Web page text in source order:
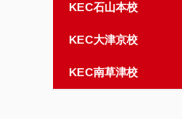
KEC石山本校
KEC大津京校
KEC南草津校